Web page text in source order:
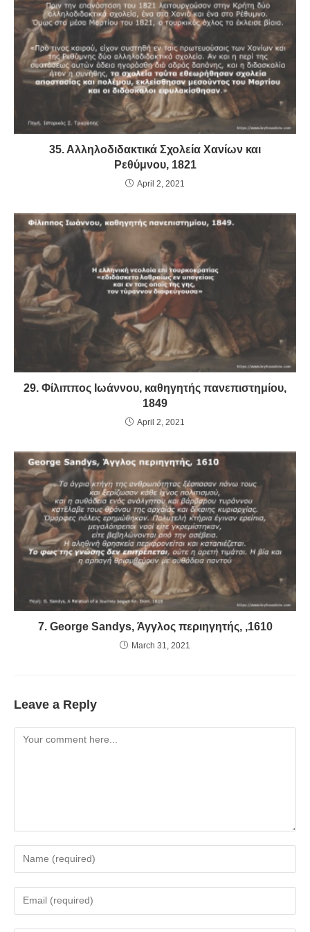
o
k
p
dl
y
35. Αλληλοδιδακτικά Σχολεία Χανίων και
Ρεθύμνου, 1821
April 2, 2021
29. Φίλιππος Ιωάννου, καθηγητής πανεπιστημίου,
1849
April 2, 2021
7. George Sandys, Άγγλος περιηγητής, ,1610
March 31, 2021
Leave a Reply
Comment
Enter
your
name
Enter
your
email